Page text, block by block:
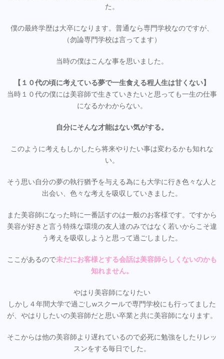
た。
僕の最終学歴は大卒になります。普通なら専門学校なのですが、
（勿論専門学校は言ってます）
当時の僕はこんな事を思いました。
【１０代の頃に考えている夢で一生食える程人生は甘くない】
当時１０代の僕には美容師で生きていきたいと思っても一生の仕事
になるかわからない。
自分にそんな才能はない気がする。
このように考えもしかしたら将来やりたい事は変わるかも知れな
い。
そう思い自分の夢の執行猶予を与える為にも大学に行き色々な人と
出会い、色々な考えを吸収していきました。
また美容師になった時に一番話すのは一般のお客様です。ですから
美容が好きと言う特殊な環境の友人達のみではなく若いからこそ違
う考えを吸収しようと思って過ごしました。
ここがあるので未だにお客様とする会話は美容師らしくないのかも
知れません。
やはり美容師になりたい
しかし４年間大学で過ごしwスクールで専門学校にも行ってました
が、やはりしたいの美容師だと思い卒業と共に美容師になります。
そこからは他の美容師より遅れているので必死に勉強をしたりレッ
スンをする毎日でした。